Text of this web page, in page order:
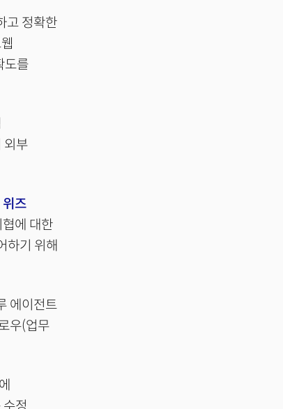
고 정확한
도를
외부
위즈
에 대한
하기 위해
에이전트
우(업무
정